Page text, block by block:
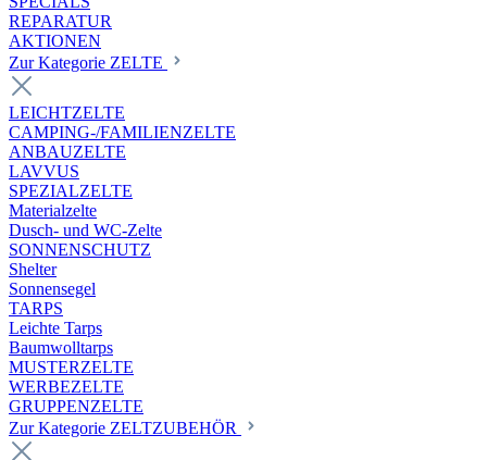
REPARATUR
AKTIONEN
Zur Kategorie ZELTE
LEICHTZELTE
CAMPING-/FAMILIENZELTE
ANBAUZELTE
LAVVUS
SPEZIALZELTE
Materialzelte
Dusch- und WC-Zelte
SONNENSCHUTZ
Shelter
Sonnensegel
TARPS
Leichte Tarps
Baumwolltarps
MUSTERZELTE
WERBEZELTE
GRUPPENZELTE
Zur Kategorie ZELTZUBEHÖR